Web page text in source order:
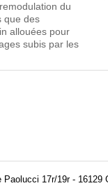
du
que des
allouées pour
subis par les
Paolucci 17r/19r - 16129